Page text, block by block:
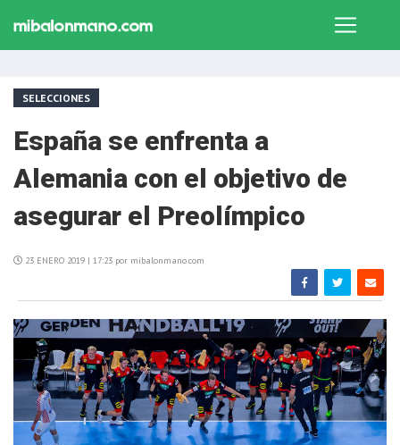
SELECCIONES
España se enfrenta a
Alemania con el objetivo de
asegurar el Preolímpico
23 ENERO 2019 | 17:23 por mibalonmano.com